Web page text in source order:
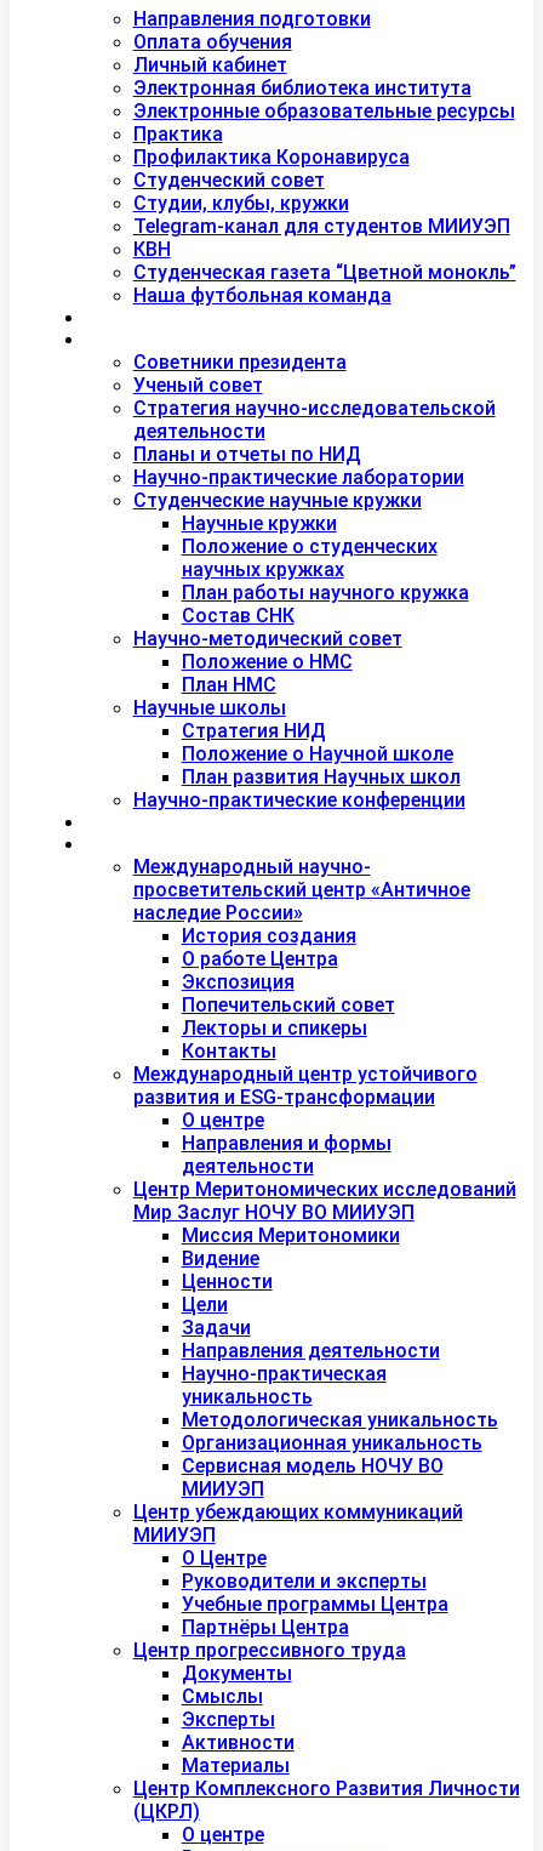
Направления подготовки
Оплата обучения
Личный кабинет
Электронная библиотека института
Электронные образовательные ресурсы
Практика
Профилактика Коронавируса
Студенческий совет
Студии, клубы, кружки
Telegram-канал для студентов МИИУЭП
КВН
Студенческая газета “Цветной монокль”
Наша футбольная команда
Советники президента
Ученый совет
Стратегия научно-исследовательской
деятельности
Планы и отчеты по НИД
Научно-практические лаборатории
Студенческие научные кружки
Научные кружки
Положение о студенческих
научных кружках
План работы научного кружка
Состав СНК
Научно-методический совет
Положение о НМС
План НМС
Научные школы
Стратегия НИД
Положение о Научной школе
План развития Научных школ
Научно-практические конференции
Международный научно-
просветительский центр «Античное
наследие России»
История создания
О работе Центра
Экспозиция
Попечительский совет
Лекторы и спикеры
Контакты
Международный центр устойчивого
развития и ESG-трансформации
О центре
Направления и формы
деятельности
Центр Меритономических исследований
Мир Заслуг НОЧУ ВО МИИУЭП
Миссия Меритономики
Видение
Ценности
Цели
Задачи
Направления деятельности
Научно-практическая
уникальность
Методологическая уникальность
Организационная уникальность
Сервисная модель НОЧУ ВО
МИИУЭП
Центр убеждающих коммуникаций
МИИУЭП
О Центре
Руководители и эксперты
Учебные программы Центра
Партнёры Центра
Центр прогрессивного труда
Документы
Смыслы
Эксперты
Активности
Материалы
Центр Комплексного Развития Личности
(ЦКРЛ)
О центре